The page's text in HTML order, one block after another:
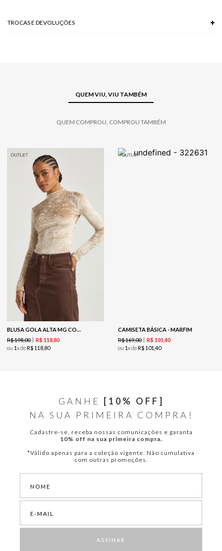
TROCAS E DEVOLUÇÕES
QUEM VIU, VIU TAMBÉM
QUEM COMPROU, COMPROU TAMBÉM
BLUSA GOLA ALTA MG COMPRIDA - COOKIE
R$198,00 R$ 11880
ou 1x deR$ 118 80
CAMISETA BÁSICA - MARFIM
R$169,00 R$ 101 40
ou 1x deR$ 101 40
GANHE
[10% OFF]
NA SUA PRIMEIRA COMPRA!
Cadastre-se, receba nossas comunicações e garanta
10% off na sua primeira compra.
*Válido apenas para a coleção vigente. Não cumulativa
com outras promoções.
ASSINAR